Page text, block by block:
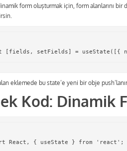
form oluşturmak için, form alanlarını bir
eklemede bu state’e yeni bir obje
Kod: Dinamik
React, { useState } from 'react';